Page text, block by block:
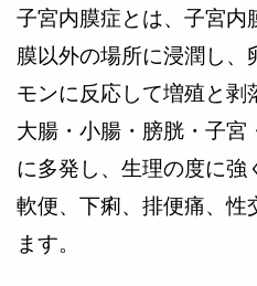
子宮内膜症とは、子宮内
膜以外の場所に浸潤し、
モンに反応して増殖と剥
大腸・小腸・膀胱・子宮
に多発し、生理の度に強
軟便、下痢、排便痛、性
ます。